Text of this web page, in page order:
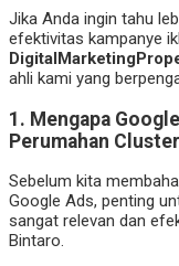
Jika Anda ingin tahu
efektivitas kampanye
ahli kami yang
1. Mengapa
Perumahan
Sebelum kita
Google Ads, penting
sangat relevan dan
Bintaro.